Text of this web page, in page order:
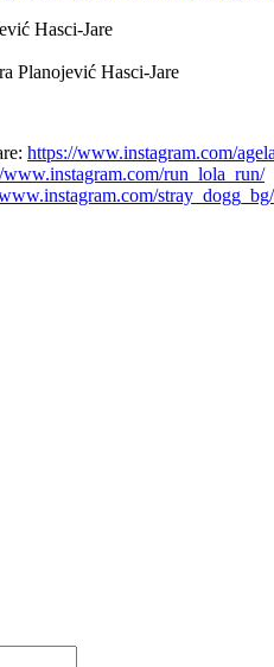
Hasci-Jare
Planojević Hasci-Jare
https://www.instagram.com/
www.instagram.com/run_lola_run/
stray_dogg_bg/